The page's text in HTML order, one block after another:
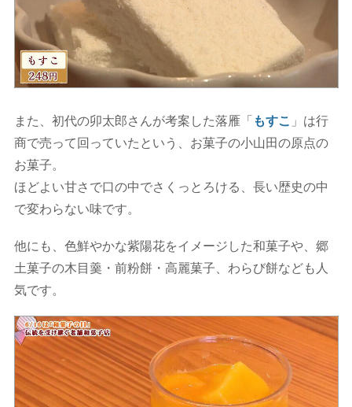
また、初代の卯太郎さんが考案した落雁「 もすこ 」は行
商で売って回っていたという、お菓子の小山田の原点の
お菓子。
ほどよい甘さで口の中でさくっとろける、長い歴史の中
で変わらない味です。
他にも、色鮮やかな紫陽花をイメージした和菓子や、郷
土菓子の木目羹・前粉餅・高麗菓子、わらび餅なども人
気です。